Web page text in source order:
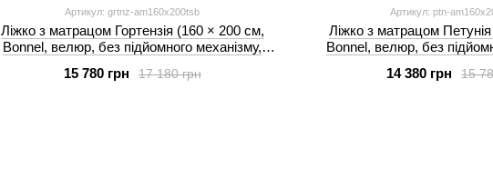
Артикул: grtnz-am160x200tsb
Ліжко з матрацом Гортензія (160 × 200 см,
Bonnel, велюр, без підйомного механізму,
17 180 грн
15 780 грн
Артикул: ptn-
Ліжко з матрацом
Bonnel, велюр, без
15
14 380 грн